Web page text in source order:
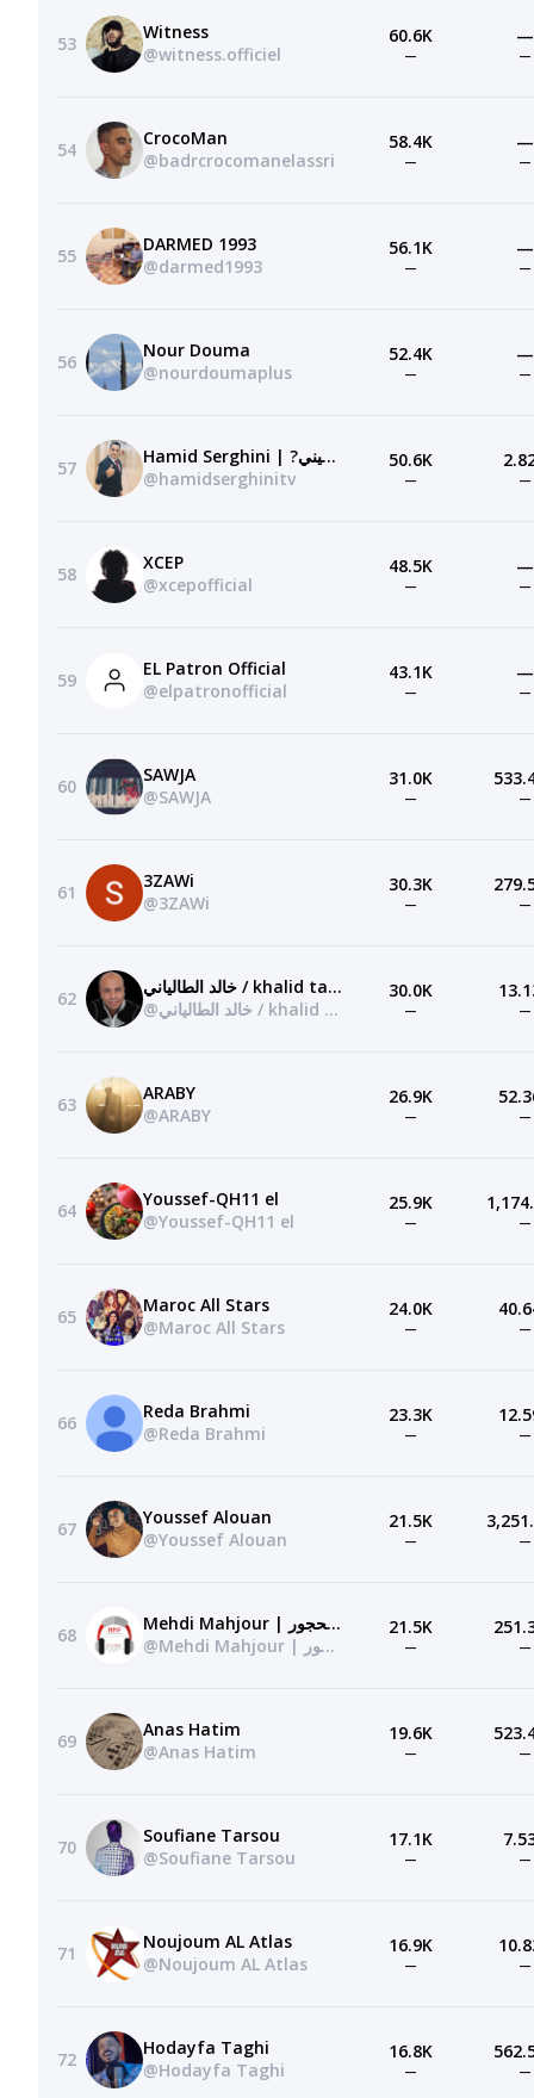
53
Witness
@witness.officiel
60.6K
—
—
—
54
CrocoMan
@badrcrocomanelassri
58.4K
—
—
—
55
DARMED 1993
@darmed1993
56.1K
—
—
—
56
Nour Douma
@nourdoumaplus
52.4K
—
—
—
57
Hamid Serghini | ?حميد السرغيني
@hamidserghinitv
50.6K
— —
58
XCEP
@xcepofficial
48.5K
—
—
—
59
EL Patron Official
@elpatronofficial
43.1K
—
—
—
60
SAWJA
@SAWJA
31.0K
— —
61
3ZAWi
@3ZAWi
30.3K
— —
62
خالد الطالياني / khalid taliani
@خالد الطالياني / khalid taliani
30.0K
— —
63
ARABY
@ARABY
26.9K
— —
64
Youssef-QH11 el
@Youssef-QH11 el
25.9K
— —
65
Maroc All Stars
@Maroc All Stars
24.0K
— —
66
Reda Brahmi
@Reda Brahmi
23.3K
— —
67
Youssef Alouan
@Youssef Alouan
21.5K
— —
68
Mehdi Mahjour | مهدي المحجور
@Mehdi Mahjour | مهدي المحجور
21.5K
— —
69
Anas Hatim
@Anas Hatim
19.6K
— —
70
Soufiane Tarsou
@Soufiane Tarsou
17.1K
— —
71
Noujoum AL Atlas
@Noujoum AL Atlas
16.9K
— —
72
Hodayfa Taghi
@Hodayfa Taghi
16.8K
— —